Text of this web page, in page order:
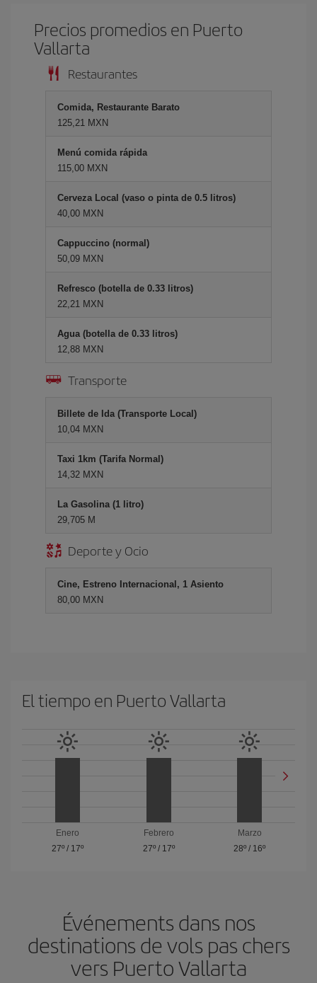
Precios promedios en Puerto
Vallarta
Restaurantes
Comida, Restaurante Barato
125,21 MXN
Menú comida rápida
115,00 MXN
Cerveza Local (vaso o pinta de 0.5 litros)
40,00 MXN
Cappuccino (normal)
50,09 MXN
Refresco (botella de 0.33 litros)
22,21 MXN
Agua (botella de 0.33 litros)
12,88 MXN
Transporte
Billete de Ida (Transporte Local)
10,04 MXN
Taxi 1km (Tarifa Normal)
14,32 MXN
La Gasolina (1 litro)
29,705 M
Deporte y Ocio
Cine, Estreno Internacional, 1 Asiento
80,00 MXN
El tiempo en Puerto Vallarta
Enero
27º/ 17º
Febrero
27º/ 17º
Marzo
28º / 16º
Événements dans nos
destinations de vols pas chers
vers Puerto Vallarta